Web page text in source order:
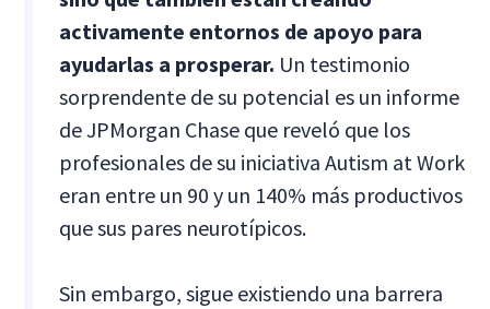
activamente entornos de apoyo para
ayudarlas a prosperar. Un testimonio
sorprendente de su potencial es un informe
de JPMorgan Chase que reveló que los
profesionales de su iniciativa Autism at Work
eran entre un 90 y un 140% más productivos
que sus pares neurotípicos.
Sin embargo, sigue existiendo una barrera